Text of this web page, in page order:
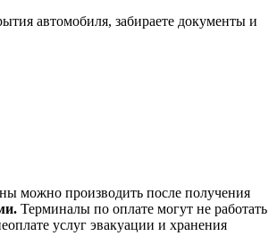
автомобиля, забираете документы и
можно производить после получения
Терминалы по оплате могут не работать
услуг эвакуации и хранения